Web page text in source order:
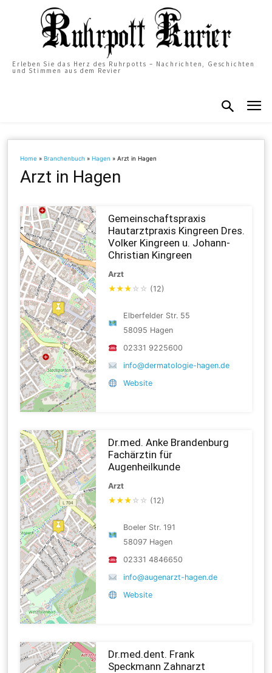
Erleben Sie das Herz des Ruhrpotts – Nachrichten, Geschichten
und Stimmen aus dem Revier
Home »Branchenbuch »Hagen »Arzt in Hagen
Arzt in Hagen
Gemeinschaftspraxis
Hautarztpraxis Kingreen Dres.
Volker Kingreen u. Johann-
Christian Kingreen
Arzt
★★★ ☆ ☆ (12)
Elberfelder Str. 55
58095 Hagen
02331 9225600
info@dermatologie-hagen.de
Website
Dr.med. Anke Brandenburg
Fachärztin für
Augenheilkunde
Arzt
★★★ ☆ ☆ (12)
Boeler Str. 191
58097 Hagen
02331 4846650
info@augenarzt-hagen.de
Website
Dr.med.dent. Frank
Speckmann Zahnarzt